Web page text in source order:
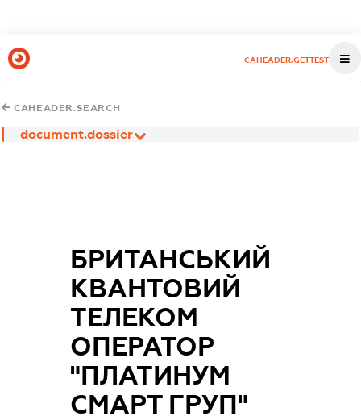
CAHEADER.GETTEST
CAHEADER.SEARCH
document.dossier
БРИТАНСЬКИЙ
КВАНТОВИЙ
ТЕЛЕКОМ
ОПЕРАТОР
"ПЛАТИНУМ
СМАРТ ГРУП"